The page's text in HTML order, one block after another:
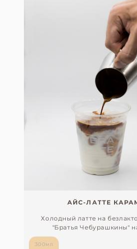
АЙС-ЛАТТЕ
Холодный латте на
"Братья Чебурашкины"
300мл